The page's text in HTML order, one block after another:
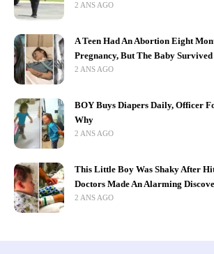
2 ANS AGO
A Teen Had An Abortion Eight
Pregnancy, But The Baby Survived
2 ANS AGO
BOY Buys Diapers Daily, Officer
Why
2 ANS AGO
This Little Boy Was Shaky After
Doctors Made An Alarming
2 ANS AGO